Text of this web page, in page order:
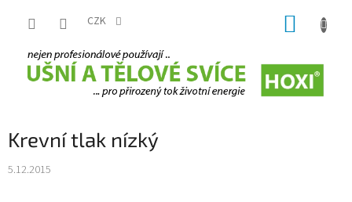
CZK
Krevní tlak nízký
5.12.2015